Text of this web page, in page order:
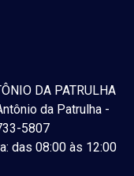
DA PATRULHA
da Patrulha -
5807
das 08:00 às 12:00